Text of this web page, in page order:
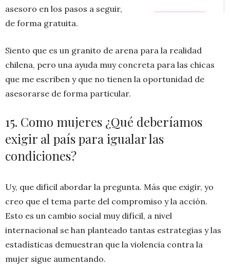
asesoro en los pasos a seguir,
de forma gratuita.
Siento que es un granito de arena para la realidad
chilena, pero una ayuda muy concreta para las chicas
que me escriben y que no tienen la oportunidad de
asesorarse de forma particular.
15. Como mujeres ¿Qué deberíamos
exigir al país para igualar las
condiciones?
Uy, que difícil abordar la pregunta. Más que exigir, yo
creo que el tema parte del compromiso y la acción.
Esto es un cambio social muy difícil, a nivel
internacional se han planteado tantas estrategias y las
estadísticas demuestran que la violencia contra la
mujer sigue aumentando.